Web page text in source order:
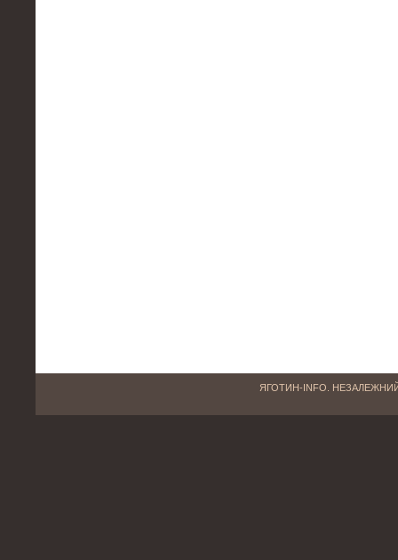
ЯГОТИН-INFO.